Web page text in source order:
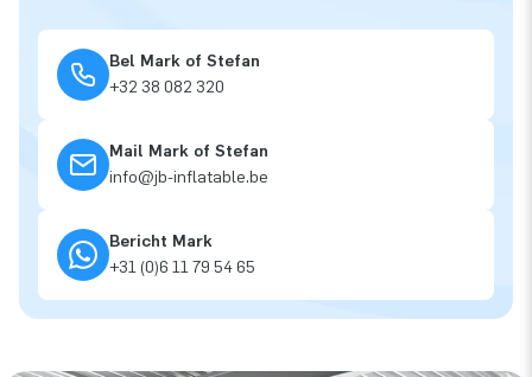
Bel Mark of Stefan
+32 38 082 320
Mail Mark of Stefan
info@jb-inflatable.be
Bericht Mark
+31 (0)6 11 79 54 65